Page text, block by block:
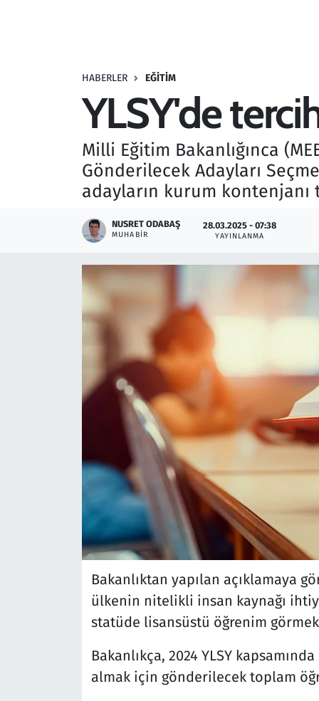
HABERLER EĞITIM
YLSY'de
Milli Eğitim Bakanlığınca
Gönderilecek Adayları
adayların kurum
NUSRET ODABAŞ
MUHABIR
28.03.2025 - 07:38
YAYINLANMA
Bakanlıktan yapılan açıklamaya
ülkenin nitelikli insan kaynağı
statüde lisansüstü öğrenim
Bakanlıkça, 2024 YLSY
almak için gönderilecek toplam
Savunma Sanayi
Seçim 2023
Televizyon